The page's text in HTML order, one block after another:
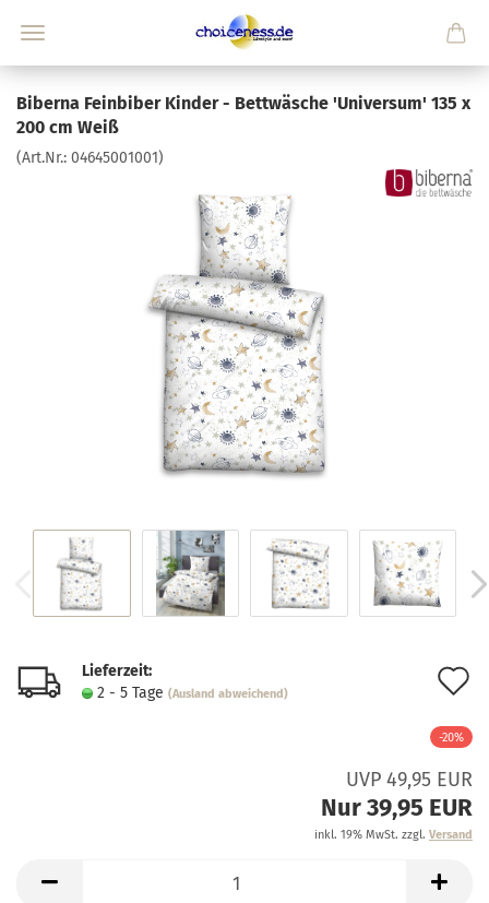
Biberna Feinbiber Kinder - Bettwäsche 'Universum' 135 x
200 cm Weiß
(Art.Nr.: 04645001001)
Lieferzeit:
2 - 5 Tage (Ausland abweichend)
-20%
UVP 49,95 EUR
Nur 39,95 EUR
inkl. 19% MwSt. zzgl. Versand